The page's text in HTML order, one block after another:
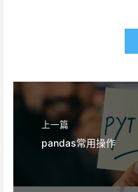
上一篇
pandas常用操作